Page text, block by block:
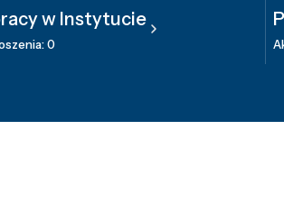
w Instytucie
0